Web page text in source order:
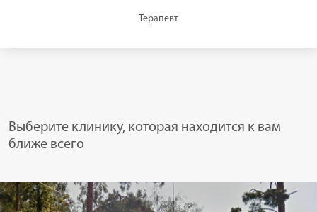
Терапевт
Выберите клинику, которая находится к вам
ближе всего